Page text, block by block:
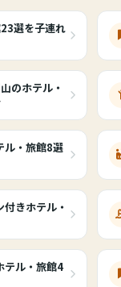
選を子連れ
のホテル・
ル・旅館8選
きホテル・
テル・旅館4